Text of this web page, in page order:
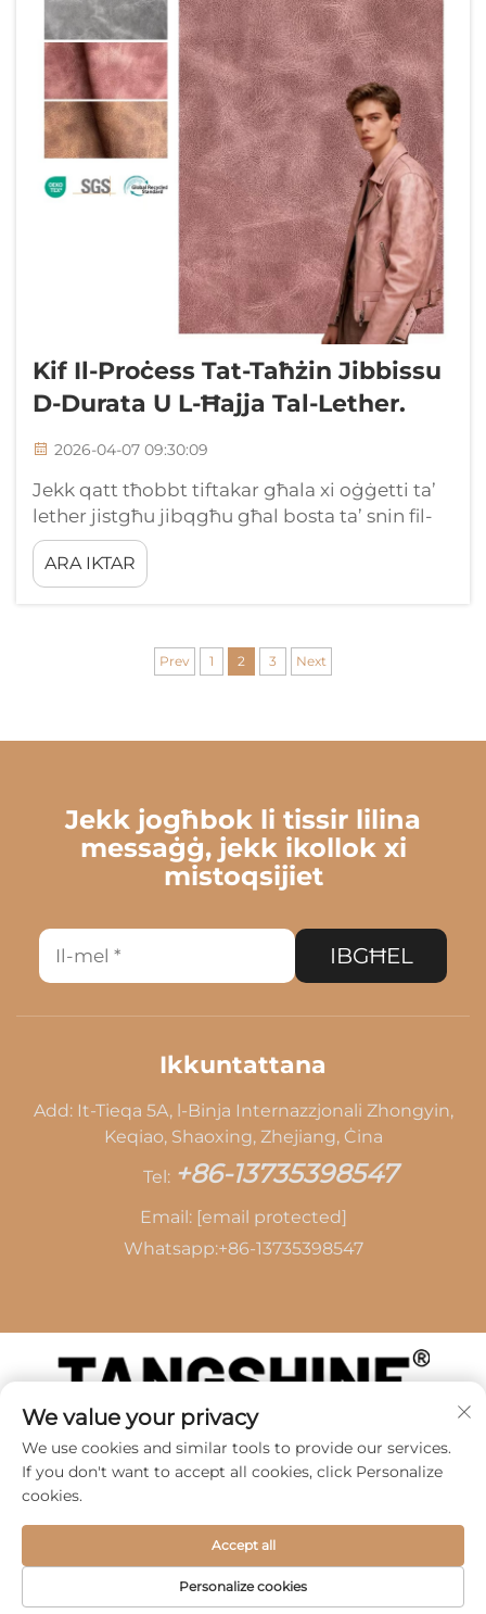
Kif Il-Proċess Tat-Taħżin Jibbissu
D-Durata U L-Ħajja Tal-Lether.
2026-04-07 09:30:09
Jekk qatt tħobbt tiftakar għala xi oġġetti ta’
lether jistgħu jibqgħu għal bosta ta’ snin fil-
biżaħ li oħra jinżlu f’xi xahrej, ir-risposta hija
ħajt it-taħšija protettiva. Taħšija tajba taħdem
bħala skud invisibbli. Tieħu kulħadd il-
ARA IKTAR
Prev 1 2 3 Next
Jekk jogħbok li tissir lilina
messaġġ, jekk ikollok xi
mistoqsijiet
IBGĦEL
Ikkuntattana
Add: It-Tieqa 5A, l-Binja Internazzjonali Zhongyin,
Keqiao, Shaoxing, Zhejiang, Ċina
Tel: +86-13735398547
Email: [email protected]
Whatsapp:+86-13735398547
Copyright © 2026 mis-SHAOXING TANG CAI
LEATHER CO., LTD - Politika tal-Privacità
We value your privacy
We use cookies and similar tools to provide our services.
If you don't want to accept all cookies, click Personalize
cookies.
Personalize cookies
Accept all